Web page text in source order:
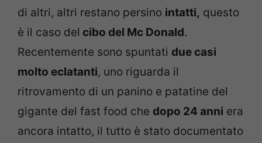
di altri, altri restano persino intatti, questo
è il caso del cibo del Mc Donald.
Recentemente sono spuntati due casi
molto eclatanti, uno riguarda il
ritrovamento di un panino e patatine del
gigante del fast food che dopo 24 anni era
ancora intatto, il tutto è stato documentato